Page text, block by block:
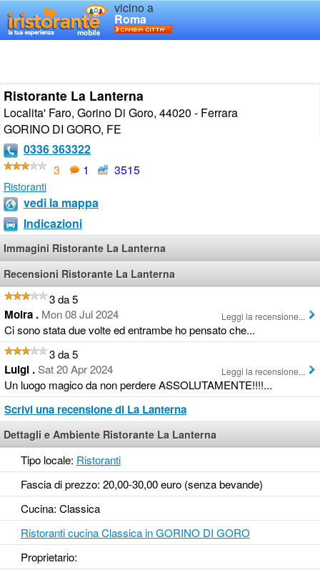
vicino a
Roma
Ristorante La Lanterna
Localita' Faro, Gorino Di Goro, 44020 - Ferrara
GORINO DI GORO, FE
0336 363322
3
1 3515
Ristoranti
vedi la mappa
Indicazioni
Immagini Ristorante La Lanterna
Recensioni Ristorante La Lanterna
3 da 5
Moira . Mon 08 Jul 2024
Ci sono stata due volte ed entrambe ho pensato che...
Leggi la recensione...
3 da 5
Luigi .Sat 20 Apr 2024
Un luogo magico da non perdere ASSOLUTAMENTE!!!!...
Leggi la recensione...
Scrivi una recensione di La Lanterna
Dettagli e Ambiente Ristorante La Lanterna
Tipo locale: Ristoranti
Fascia di prezzo: 20,00-30,00 euro (senza bevande)
Cucina: Classica
Ristoranti cucina Classica in GORINO DI GORO
Proprietario: